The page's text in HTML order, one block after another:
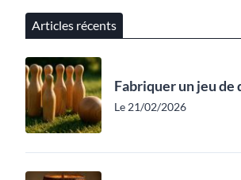
Articles récents
Fabriquer un jeu de
Le 21/02/2026